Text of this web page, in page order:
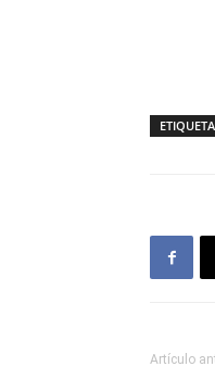
Artículo